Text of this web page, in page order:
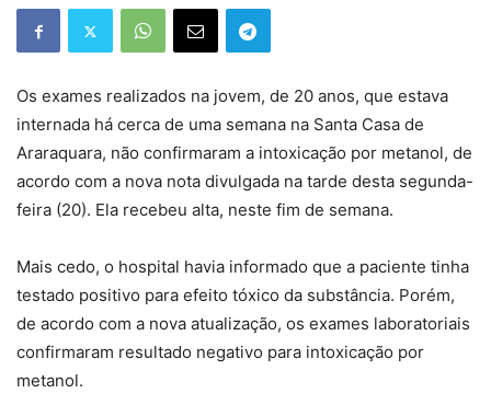
Os exames realizados na jovem, de 20 anos, que estava
internada há cerca de uma semana na Santa Casa de
Araraquara, não confirmaram a intoxicação por metanol, de
acordo com a nova nota divulgada na tarde desta segunda-
feira (20). Ela recebeu alta, neste fim de semana.
Mais cedo, o hospital havia informado que a paciente tinha
testado positivo para efeito tóxico da substância. Porém,
de acordo com a nova atualização, os exames laboratoriais
confirmaram resultado negativo para intoxicação por
metanol.